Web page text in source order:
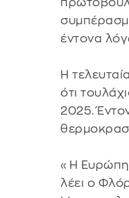
έντονα
Η
ότι
2025.
«Η Ευρώπη
λέει ο